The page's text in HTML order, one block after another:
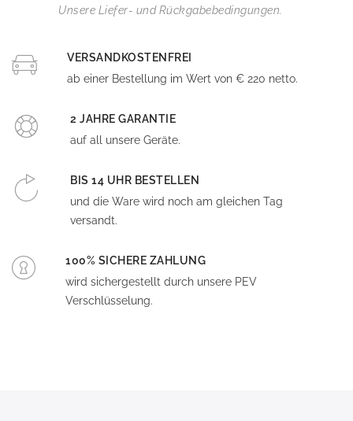
Unsere Liefer- und Rückgabebedingungen.
VERSANDKOSTENFREI
ab einer Bestellung im Wert von € 220 netto.
2 JAHRE GARANTIE
auf all unsere Geräte.
BIS 14 UHR BESTELLEN
und die Ware wird noch am gleichen Tag
versandt.
100% SICHERE ZAHLUNG
wird sichergestellt durch unsere PEV
Verschlüsselung.